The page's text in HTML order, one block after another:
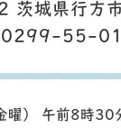
城県行方
0299-55-
曜） 午前8時30